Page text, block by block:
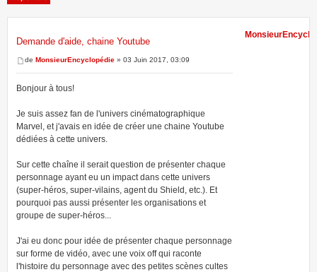
Demande d'aide, chaine Youtube
de MonsieurEncyclopédie » 03 Juin 2017, 03:09
Bonjour à tous!
Je suis assez fan de l'univers cinématographique
Marvel, et j'avais en idée de créer une chaine Youtube
dédiées à cette univers.
Sur cette chaîne il serait question de présenter chaque
personnage ayant eu un impact dans cette univers
(super-héros, super-vilains, agent du Shield, etc.). Et
pourquoi pas aussi présenter les organisations et
groupe de super-héros...
J'ai eu donc pour idée de présenter chaque personnage
sur forme de vidéo, avec une voix off qui raconte
l'histoire du personnage avec des petites scènes cultes